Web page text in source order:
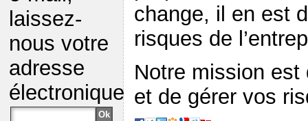
laissez-
nous votre
adresse
électronique
change, il en est
risques de
Notre mission est
et de gérer vos